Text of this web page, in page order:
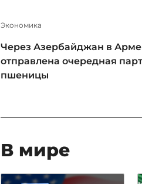
Экономика
Через Азербайджан в
отправлена очередная
пшеницы
В мире